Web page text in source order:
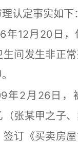
认定事实如下：
12月20日，
间发生非正
2月26日，
（张某甲之子
签订《买卖房